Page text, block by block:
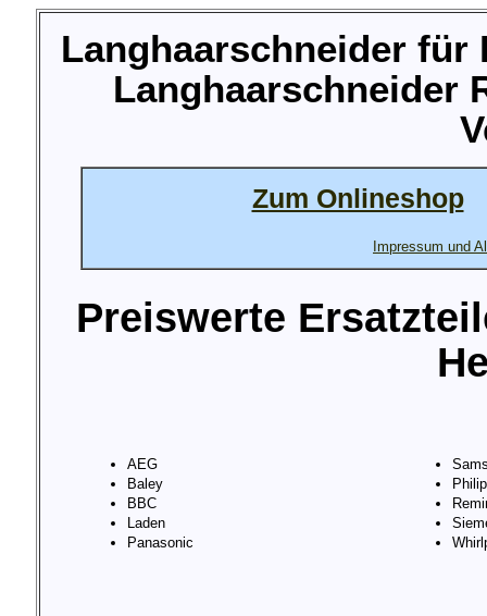
Langhaarschneider für
Langhaarschneider
Zum Onlineshop
Impressum und
Preiswerte
AEG
Baley
BBC
Laden
Panasonic